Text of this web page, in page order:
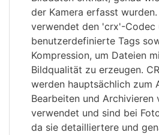
der Kamera erfasst
verwendet den 'crx'-Codec
benutzerdefinierte Tags
Kompression, um Dateien
Bildqualität zu erzeugen.
werden hauptsächlich zum
Bearbeiten und Archivieren
verwendet und sind bei
da sie detailliertere und